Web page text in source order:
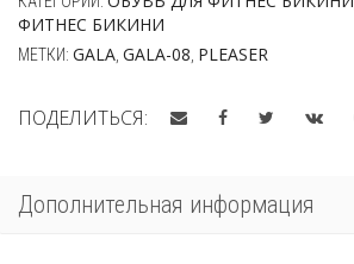
ФИТНЕС БИКИНИ
МЕТКИ: GALA GALA-08 PLEASER
ПОДЕЛИТЬСЯ:
Дополнительная информация